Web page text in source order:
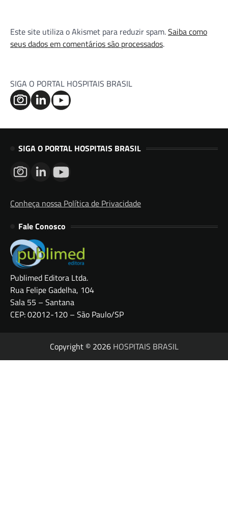
Este site utiliza o Akismet para reduzir spam.Saiba como
seus dados em comentários são processados.
SIGA O PORTAL HOSPITAIS BRASIL
SIGA O PORTAL HOSPITAIS BRASIL
Conheça nossa Política de Privacidade
Fale Conosco
Publimed Editora Ltda.
Rua Felipe Gadelha, 104
Sala 55 – Santana
CEP: 02012-120 – São Paulo/SP
Copyright © 2026 HOSPITAIS BRASIL